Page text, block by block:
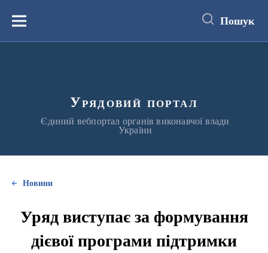
вмістуМеню Пошук
Урядовий портал
Єдиний вебпортал органів виконавчої влади
України
Новини
Уряд виступає за формування
дієвої програми підтримки